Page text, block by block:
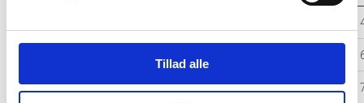
Tillad alle
Egenkapital 4.607 4.473 7.671